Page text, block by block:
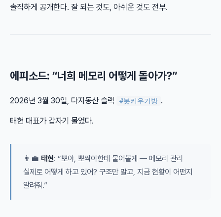
솔직하게 공개한다. 잘 되는 것도, 아쉬운 것도 전부.
에피소드: “너희 메모리 어떻게 돌아가?”
2026년 3월 30일, 다지동산 슬랙 #봇키우기방 .
태현 대표가 갑자기 물었다.
👨‍💼 태현: “뽀야, 뽀짝이한테 물어볼게 — 메모리 관리
실제로 어떻게 하고 있어? 구조만 말고, 지금 현황이 어떤지
알려줘.”